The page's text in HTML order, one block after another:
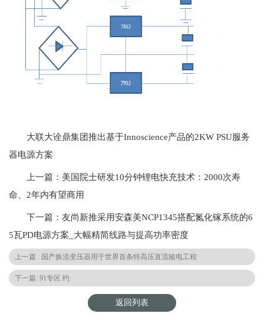
大联大诠鼎集团推出基于Innoscience产品的2KW PSU服务
器电源方案
上一篇：美国院士研发10分钟锂电快充技术：2000次寿
命、2年内有望商用
下一篇：友尚新推采用安森美NCP1345搭配氮化镓系统的6
5瓦PD电源方案_大幅精简线路与提高功率密度
上一篇 : 国产换流变压器用于世界首条特高压直流输电工程
下一篇: 91专区 约
返回列表